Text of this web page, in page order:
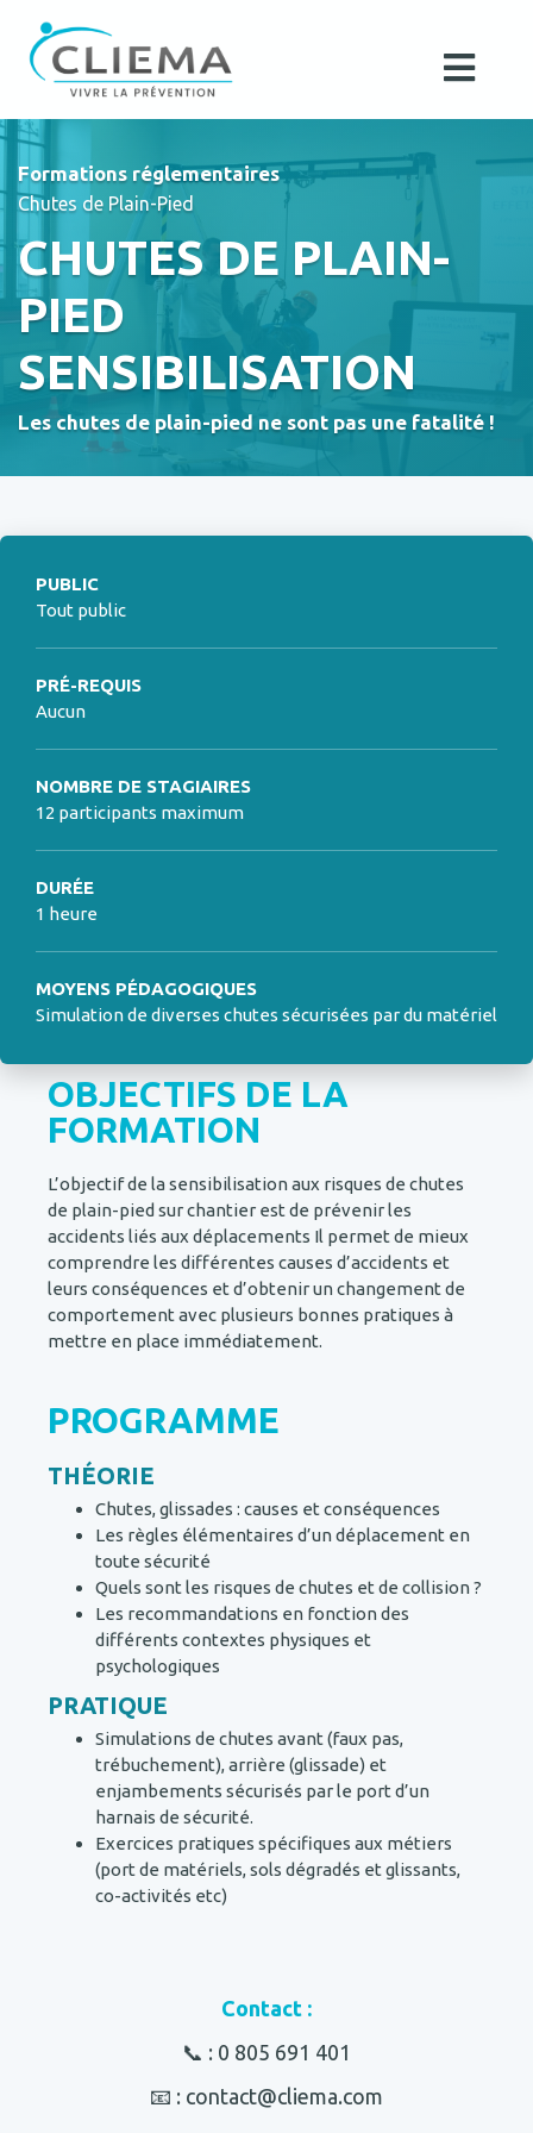
Formations réglementaires
Chutes de Plain-Pied
CHUTES DE PLAIN-
PIED
SENSIBILISATION
Les chutes de plain-pied ne sont pas une fatalité !
PUBLIC
Tout public
PRÉ-REQUIS
Aucun
NOMBRE DE STAGIAIRES
12 participants maximum
DURÉE
1 heure
MOYENS PÉDAGOGIQUES
Simulation de diverses chutes sécurisées par du matériel
OBJECTIFS DE LA
FORMATION
L’objectif de la sensibilisation aux risques de chutes
de plain-pied sur chantier est de prévenir les
accidents liés aux déplacements Il permet de mieux
comprendre les différentes causes d’accidents et
leurs conséquences et d’obtenir un changement de
comportement avec plusieurs bonnes pratiques à
mettre en place immédiatement.
PROGRAMME
THÉORIE
Chutes, glissades : causes et conséquences
Les règles élémentaires d’un déplacement en
toute sécurité
Quels sont les risques de chutes et de collision ?
Les recommandations en fonction des
différents contextes physiques et
psychologiques
PRATIQUE
Simulations de chutes avant (faux pas,
trébuchement), arrière (glissade) et
enjambements sécurisés par le port d’un
harnais de sécurité.
Exercices pratiques spécifiques aux métiers
(port de matériels, sols dégradés et glissants,
co-activités etc)
Contact :
📞 : 0 805 691 401
📧 : contact@cliema.com